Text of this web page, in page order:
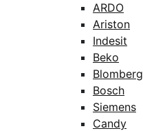
ARDO
Ariston
Indesit
Beko
Blomberg
Bosch
Siemens
Candy